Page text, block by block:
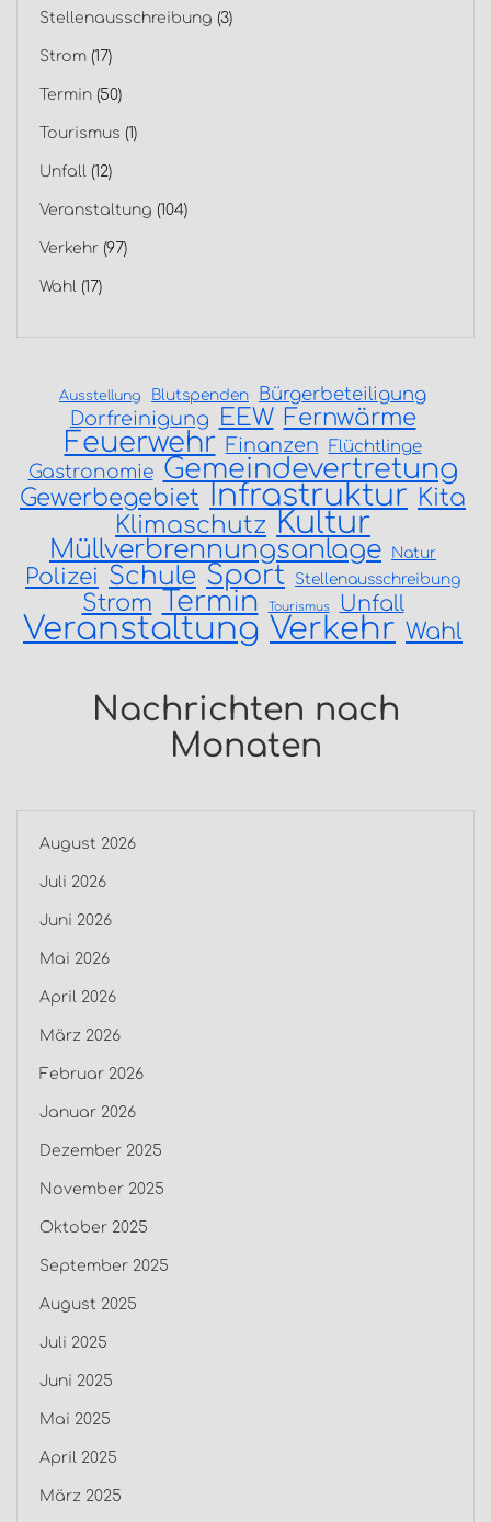
Stellenausschreibung (3)
Strom (17)
Termin (50)
Tourismus (1)
Unfall (12)
Veranstaltung (104)
Verkehr (97)
Wahl (17)
Ausstellung Blutspenden Bürgerbeteiligung
Dorfreinigung EEW Fernwärme
Feuerwehr Finanzen Flüchtlinge
Gastronomie Gemeindevertretung
Gewerbegebiet Infrastruktur Kita
Klimaschutz Kultur
Müllverbrennungsanlage Natur
Polizei Schule Sport Stellenausschreibung
Strom Termin Tourismus Unfall
Veranstaltung Verkehr Wahl
Nachrichten nach
Monaten
August 2026
Juli 2026
Juni 2026
Mai 2026
April 2026
März 2026
Februar 2026
Januar 2026
Dezember 2025
November 2025
Oktober 2025
September 2025
August 2025
Juli 2025
Juni 2025
Mai 2025
April 2025
März 2025